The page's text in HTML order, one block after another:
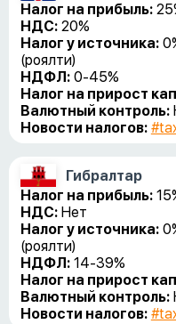
Налог на прибыль:
НДС:20%
Налог у источника:
(роялти)
НДФЛ:0-45%
Налог на прирост
Валютный контроль:
Новости налогов:
Гибралтар
Налог на прибыль:
НДС:Нет
Налог у источника:
(роялти)
НДФЛ:14-39%
Налог на прирост
Валютный контроль:
Новости налогов: